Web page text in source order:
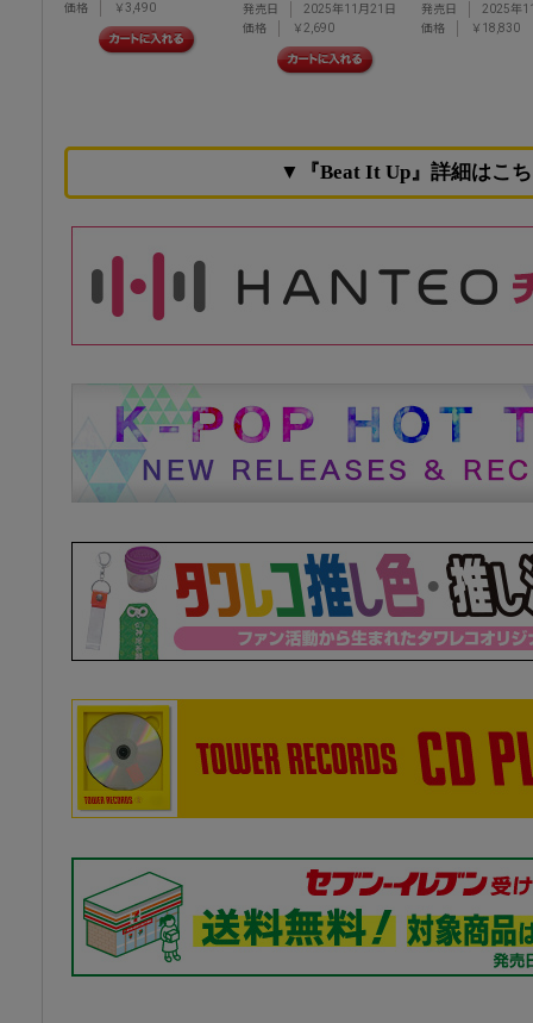
価格
￥3,490 発売日
2025年11月21日
価格
￥2,690
発売日
2025年
価格
￥18,830
▼『Beat It Up』詳細はこ